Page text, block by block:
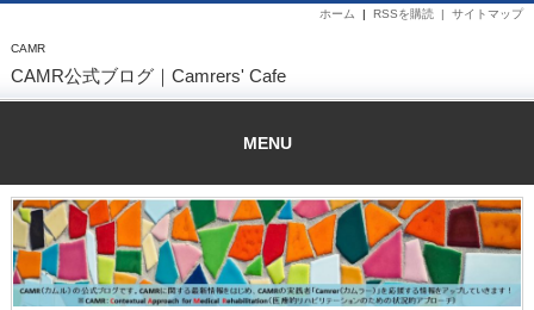
CAMR
サイトマップ
RSSを購読 |
ホーム |
CAMR公式ブログ｜Camrers' Cafe
MENU